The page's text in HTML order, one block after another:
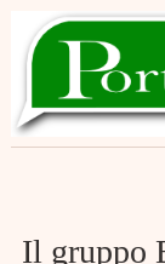
Il gruppo